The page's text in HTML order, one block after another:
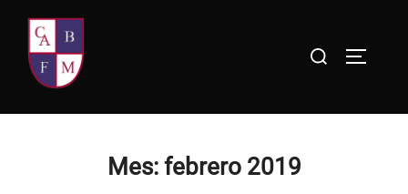
contenido
Buscar:
Mes: febrero 2019